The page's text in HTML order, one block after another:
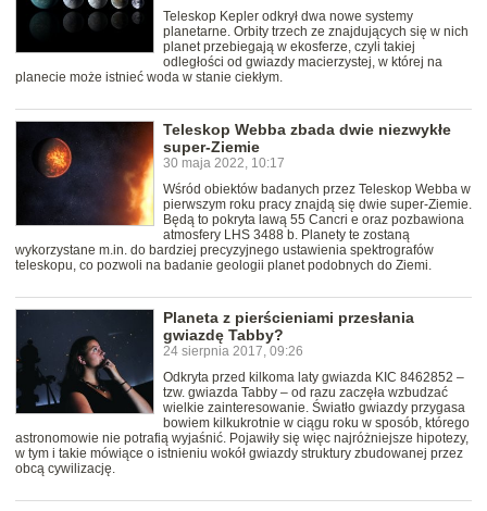
Teleskop Kepler odkrył dwa nowe systemy
planetarne. Orbity trzech ze znajdujących się w nich
planet przebiegają w ekosferze, czyli takiej
odległości od gwiazdy macierzystej, w której na
planecie może istnieć woda w stanie ciekłym.
Teleskop Webba zbada dwie niezwykłe
super-Ziemie
30 maja 2022, 10:17
Wśród obiektów badanych przez Teleskop Webba w
pierwszym roku pracy znajdą się dwie super-Ziemie.
Będą to pokryta lawą 55 Cancri e oraz pozbawiona
atmosfery LHS 3488 b. Planety te zostaną
wykorzystane m.in. do bardziej precyzyjnego ustawienia spektrografów
teleskopu, co pozwoli na badanie geologii planet podobnych do Ziemi.
Planeta z pierścieniami przesłania
gwiazdę Tabby?
24 sierpnia 2017, 09:26
Odkryta przed kilkoma laty gwiazda KIC 8462852 –
tzw. gwiazda Tabby – od razu zaczęła wzbudzać
wielkie zainteresowanie. Światło gwiazdy przygasa
bowiem kilkukrotnie w ciągu roku w sposób, którego
astronomowie nie potrafią wyjaśnić. Pojawiły się więc najróżniejsze hipotezy,
w tym i takie mówiące o istnieniu wokół gwiazdy struktury zbudowanej przez
obcą cywilizację.